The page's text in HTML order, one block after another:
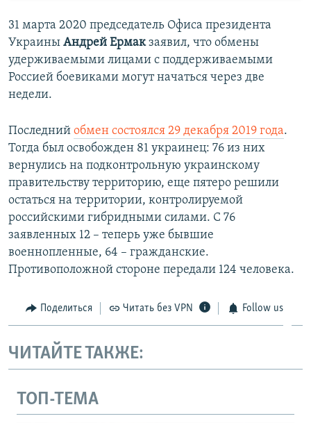
31 марта 2020 председатель Офиса президента
Украины Андрей Ермакзаявил, что обмены
удерживаемыми лицами с поддерживаемыми
Россией боевиками могут начаться через две
недели.
Последний обмен состоялся 29 декабря 2019 года.
Тогда был освобожден 81 украинец: 76 из них
вернулись на подконтрольную украинскому
правительству территорию, еще пятеро решили
остаться на территории, контролируемой
российскими гибридными силами. С 76
заявленных 12 – теперь уже бывшие
военнопленные, 64 – гражданские.
Противоположной стороне передали 124 человека.
Поделиться Читать без VPN Follow us
ЧИТАЙТЕ ТАКЖЕ:
ТОП-ТЕМА